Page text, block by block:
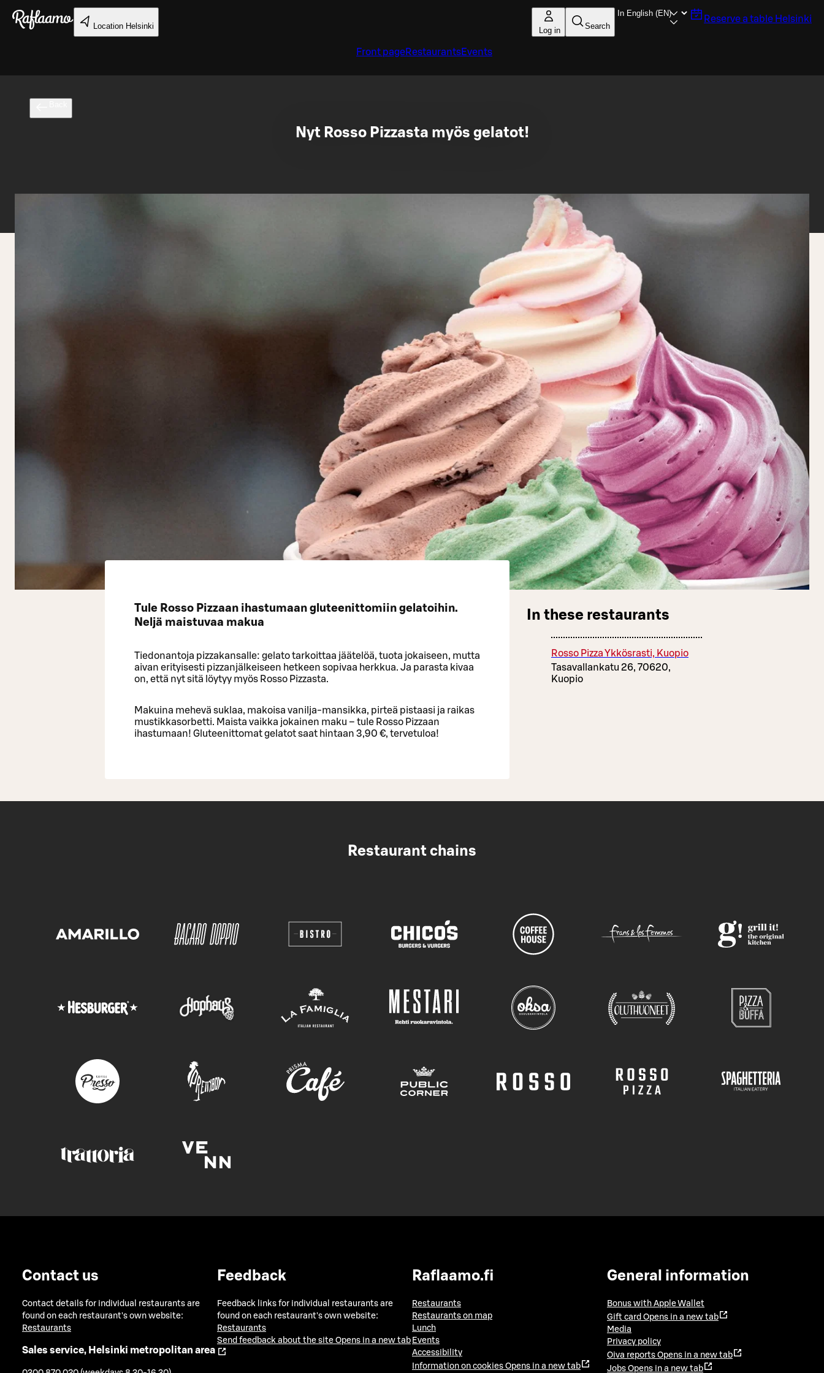
Skip to main content
Location Helsinki Log in Search
Reserve a table Helsinki
Front pageRestaurantsEvents
Nyt Rosso Pizzasta myös gelatot!
Tule Rosso Pizzaan ihastumaan gluteenittomiin gelatoihin.
Neljä maistuvaa makua
Tiedonantoja pizzakansalle: gelato tarkoittaa jäätelöä, tuota jokaiseen, mutta
aivan erityisesti pizzanjälkeiseen hetkeen sopivaa herkkua. Ja parasta kivaa
on, että nyt sitä löytyy myös Rosso Pizzasta.
Makuina mehevä suklaa, makoisa vanilja-mansikka, pirteä pistaasi ja raikas
mustikkasorbetti. Maista vaikka jokainen maku – tule Rosso Pizzaan
ihastumaan! Gluteenittomat gelatot saat hintaan 3,90 €, tervetuloa!
In these restaurants
Rosso Pizza Ykkösrasti, Kuopio
Tasavallankatu 26, 70620,
Kuopio
Restaurant chains
Contact us
Contact details for individual restaurants are
found on each restaurant's own website:
Restaurants
Sales service, Helsinki metropolitan area
Feedback
Feedback links for individual restaurants are
found on each restaurant's own website:
Restaurants
Send feedback about the site Opens in a new tab
Raflaamo.fi
Restaurants
Restaurants on map
Lunch
Events
Accessibility
Information on cookies Opens in a new tab
General information
Bonus with Apple Wallet
Gift card Opens in a new tab
Media
Privacy policy
Oiva reports Opens in a new tab
Jobs Opens in a new tab